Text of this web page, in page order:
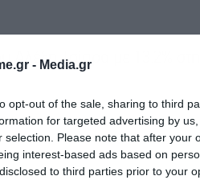
- Media.gr
opt-out of the sale, sharing to third
for targeted advertising by
selection. Please note that after your
interest-based ads based on
to third parties prior to your
Αλέξη Τσίπρα με 13,2%